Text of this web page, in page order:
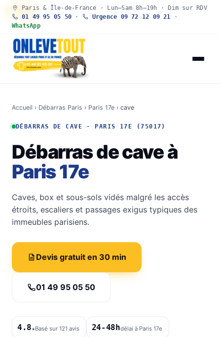
Paris & Île-de-France · Lun–Sam 8h–19h · Dim sur RDV
01 49 95 05 50 · Urgence 09 72 12 09 21 ·
WhatsApp
Accueil › Débarras Paris › Paris 17e › cave
DÉBARRAS DE CAVE · PARIS 17E (75017)
Débarras de cave à
Paris 17e
Caves, box et sous-sols vidés malgré les accès
étroits, escaliers et passages exigus typiques des
immeubles parisiens.
Devis gratuit en 30 min
01 49 95 05 50
4.8★Basé sur 121 avis 24-48hdélai à Paris 17e
30 SEC